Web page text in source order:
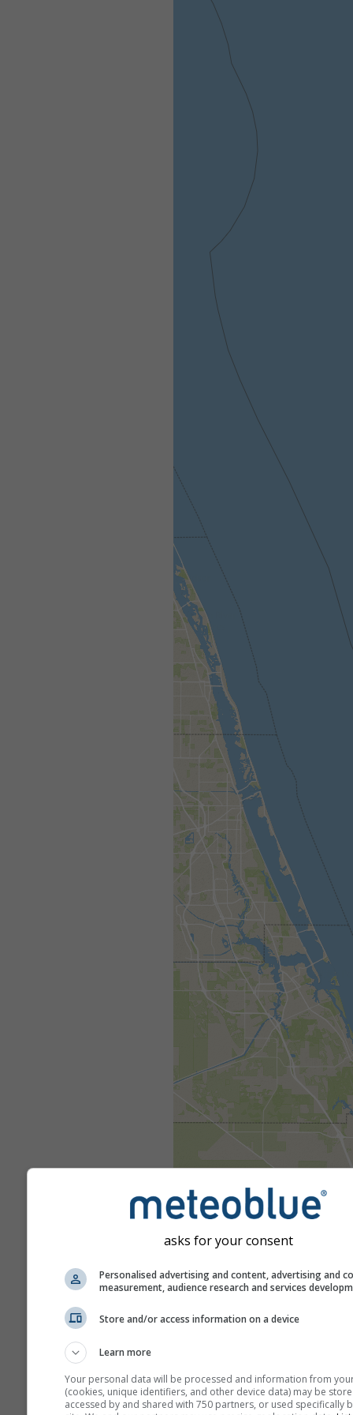
asks for your consent
Personalised advertising and content, advertising and
measurement, audience research and services
Store and/or access information on a device
Learn more
Your personal data will be processed and information from
(cookies, unique identifiers, and other device data) may be
accessed by and shared with 750 partners, or used specifically